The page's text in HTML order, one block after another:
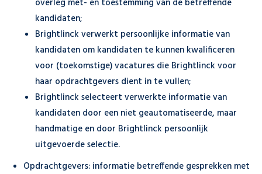
overleg met- en toestemming van de betreffende
kandidaten;
Brightlinck verwerkt persoonlijke informatie van
kandidaten om kandidaten te kunnen kwalificeren
voor (toekomstige) vacatures die Brightlinck voor
haar opdrachtgevers dient in te vullen;
Brightlinck selecteert verwerkte informatie van
kandidaten door een niet geautomatiseerde, maar
handmatige en door Brightlinck persoonlijk
uitgevoerde selectie.
Opdrachtgevers: informatie betreffende gesprekken met